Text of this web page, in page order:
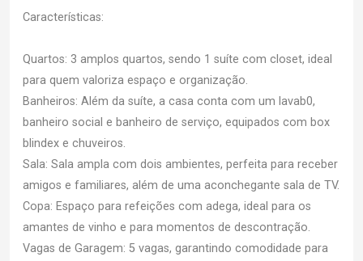
Características:
Quartos: 3 amplos quartos, sendo 1 suíte com closet, ideal
para quem valoriza espaço e organização.
Banheiros: Além da suíte, a casa conta com um lavab0,
banheiro social e banheiro de serviço, equipados com box
blindex e chuveiros.
Sala: Sala ampla com dois ambientes, perfeita para receber
amigos e familiares, além de uma aconchegante sala de TV.
Copa: Espaço para refeições com adega, ideal para os
amantes de vinho e para momentos de descontração.
Vagas de Garagem: 5 vagas, garantindo comodidade para